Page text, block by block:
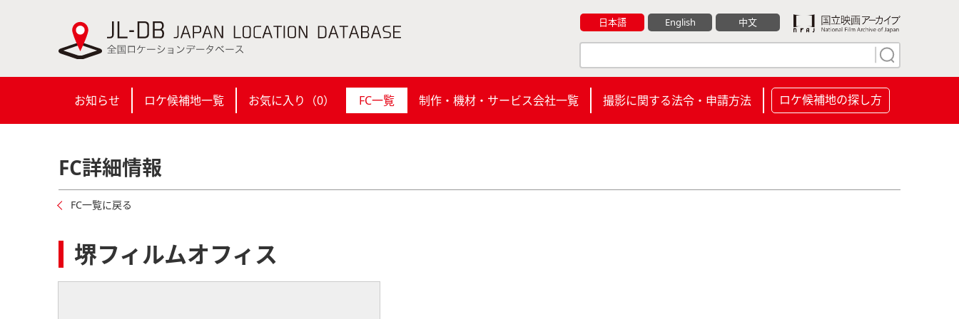
日本語 English 中文
お知らせ ロケ候補地一覧 お気に入り（0） FC一覧 制作・機材・サービス会社一覧 撮影に関する法令・申請方法 ロケ候補地の探し方
FC詳細情報
FC一覧に戻る
堺フィルムオフィス